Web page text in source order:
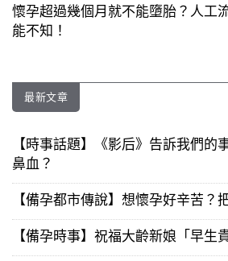
懷孕超過幾個月就不能墮胎？人工
能不知！
最新文章
【時事話題】《影后》告訴我們的
鼻血？
【備孕都市傳說】想懷孕好辛苦？
【備孕時事】祝福大齡新娘「早生